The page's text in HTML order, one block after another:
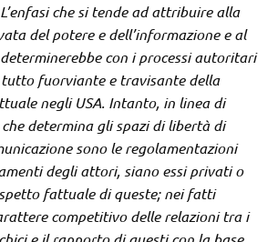
che si tende ad attribuire alla
del potere e dell’informazione e al
determinerebbe con i processi autoritari
fuorviante e travisante della
negli USA. Intanto, in linea di
determina gli spazi di libertà di
sono le regolamentazioni
degli attori, siano essi privati o
fattuale di queste; nei fatti
competitivo delle relazioni tra i